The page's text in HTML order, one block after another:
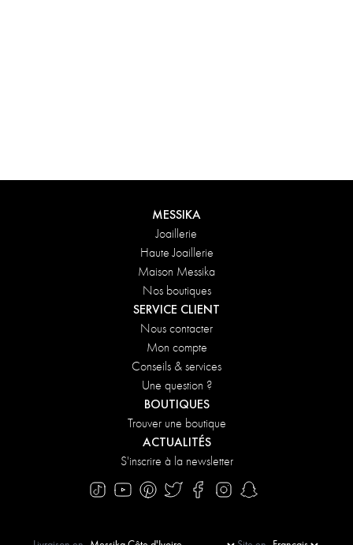
DÉCOUVRIR
MESSIKA
Joaillerie
Haute Joaillerie
Maison Messika
Nos boutiques
SERVICE CLIENT
Nous contacter
Mon compte
Conseils & services
Une question ?
BOUTIQUES
Trouver une boutique
ACTUALITÉS
S'inscrire à la newsletter